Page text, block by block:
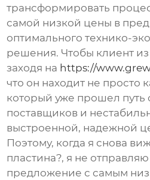
трансформировать
самой низкой цены в
оптимального технико-
решения. Чтобы клиент
заходя на https://
что он находит не просто
который уже прошел путь
поставщиков и
выстроенной, надежной
Поэтому, когда я снова
пластина?, я не
предложение с самым